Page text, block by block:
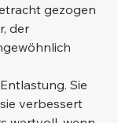
gezogen
der
Sie
verbessert